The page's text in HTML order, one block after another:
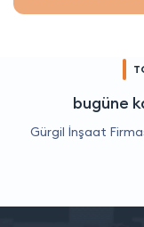
bugüne
Gürgil İnşaat